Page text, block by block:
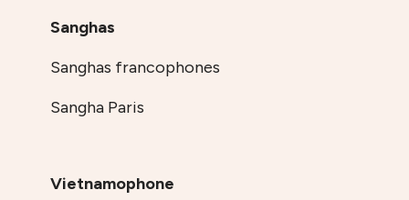
Sanghas
Sanghas francophones
Sangha Paris
Vietnamophone